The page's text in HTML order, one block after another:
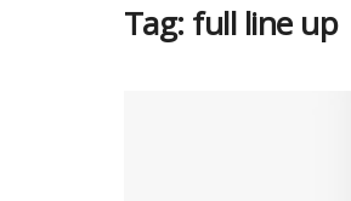
Tag: full line up